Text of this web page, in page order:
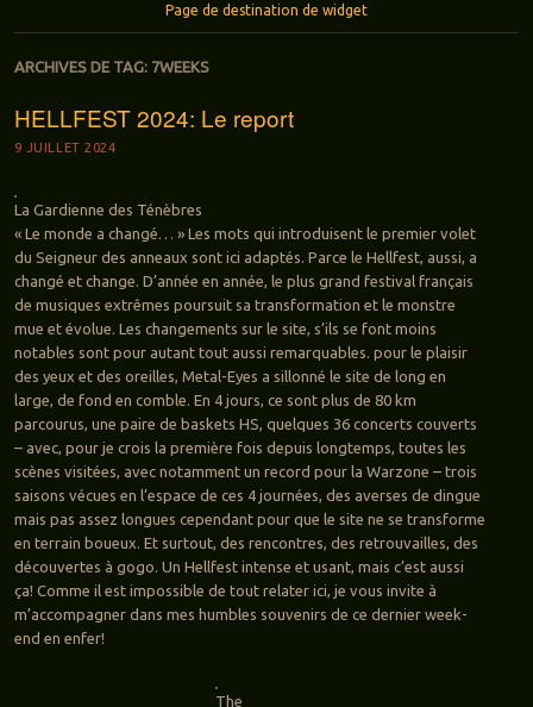
Page de destination de widget
ARCHIVES DE TAG: 7WEEKS
HELLFEST 2024: Le report
9 JUILLET 2024
La Gardienne des Ténèbres
« Le monde a changé… » Les mots qui introduisent le premier volet
du Seigneur des anneaux sont ici adaptés. Parce le Hellfest, aussi, a
changé et change. D’année en année, le plus grand festival français
de musiques extrêmes poursuit sa transformation et le monstre
mue et évolue. Les changements sur le site, s’ils se font moins
notables sont pour autant tout aussi remarquables. pour le plaisir
des yeux et des oreilles, Metal-Eyes a sillonné le site de long en
large, de fond en comble. En 4 jours, ce sont plus de 80 km
parcourus, une paire de baskets HS, quelques 36 concerts couverts
– avec, pour je crois la première fois depuis longtemps, toutes les
scènes visitées, avec notamment un record pour la Warzone – trois
saisons vécues en l’espace de ces 4 journées, des averses de dingue
mais pas assez longues cependant pour que le site ne se transforme
en terrain boueux. Et surtout, des rencontres, des retrouvailles, des
découvertes à gogo. Un Hellfest intense et usant, mais c’est aussi
ça! Comme il est impossible de tout relater ici, je vous invite à
m’accompagner dans mes humbles souvenirs de ce dernier week-
end en enfer!
The